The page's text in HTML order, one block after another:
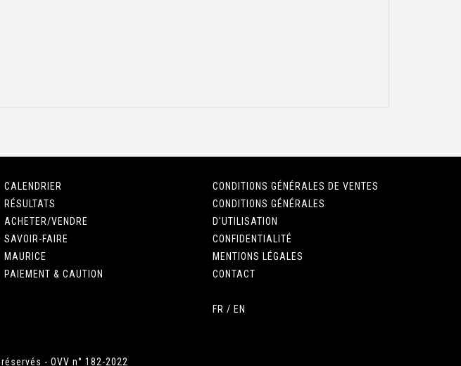
CALENDRIER
RÉSULTATS
ACHETER/VENDRE
SAVOIR-FAIRE
MAURICE
PAIEMENT & CAUTION
CONDITIONS GÉNÉRALES DE VENTES
CONDITIONS GÉNÉRALES
D'UTILISATION
CONFIDENTIALITÉ
MENTIONS LÉGALES
CONTACT
FR / EN
- OVV n° 182-2022